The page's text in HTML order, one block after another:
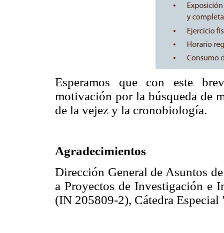
Esperamos que con este
motivación por la búsqueda de
de la vejez y la cronobiología.
Agradecimientos
Dirección General de Asuntos
a Proyectos de Investigación e
(IN 205809-2), Cátedra